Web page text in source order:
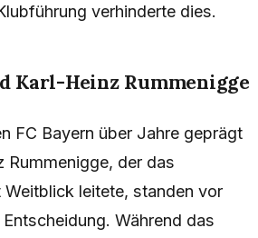
verhinderte dies.
Karl-Heinz Rummenigge
FC Bayern über Jahre geprägt
Rummenigge, der das
leitete, standen vor
Während das